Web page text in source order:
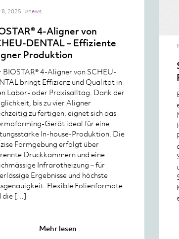
8, 2025 #news
4-Aligner von
DENTAL – Effiziente
Produktion
BIOSTAR® 4-Aligner von SCHEU-
bringt Effizienz und Qualität in
Labor- oder Praxisalltag. Dank der
bis zu vier Aligner
zu fertigen, eignet sich das
Gerät ideal für eine
In-house-Produktion. Die
Formgebung erfolgt über
Druckkammern und eine
Infrarotheizung – für
Ergebnisse und höchste
Flexible Folienformate
die […]
Mehr lesen